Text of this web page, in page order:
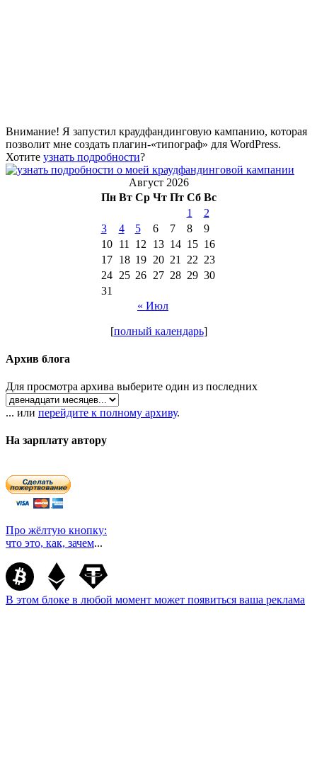
Внимание! Я запустил краудфандинговую кампанию, которая
позволит мне создать плагин-«типограф» для WordPress.
Хотите узнать подробности?
Август 2026
Пн Вт Ср Чт Пт Сб Вс
1
2
3
4 5 6 7 8
9
10
11 12 13 14 15 16
17
18 19 20 21 22 23
24
25 26 27 28 29 30
31
« Июл
[полный календарь]
Архив блога
Для просмотра архива выберите один из последних
... или перейдите к полному архиву.
На зарплату автору
Про жёлтую кнопку:
что это, как, зачем...
В этом блоке в любой момент может появиться ваша реклама